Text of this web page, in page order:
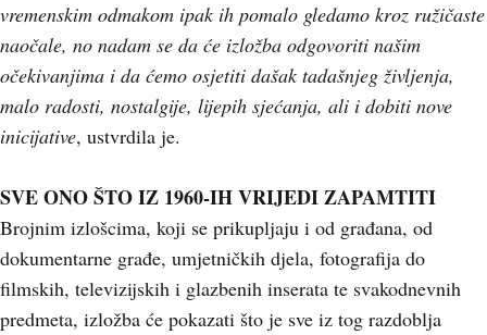
vremenskim odmakom ipak ih pomalo gledamo kroz ružičaste
naočale, no nadam se da će izložba odgovoriti našim
očekivanjima i da ćemo osjetiti dašak tadašnjeg življenja,
malo radosti, nostalgije, lijepih sjećanja, ali i dobiti nove
inicijative, ustvrdila je.
SVE ONO ŠTO IZ 1960-IH VRIJEDI ZAPAMTITI
Brojnim izlošcima, koji se prikupljaju i od građana, od
dokumentarne građe, umjetničkih djela, fotografija do
filmskih, televizijskih i glazbenih inserata te svakodnevnih
predmeta, izložba će pokazati što je sve iz tog razdoblja